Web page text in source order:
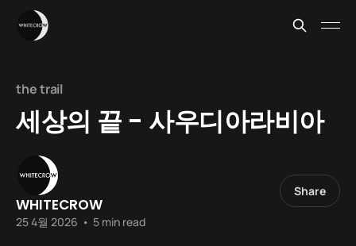
the trail
세상의 끝 - 사우디아라비아
WHITECROW
25 4월 2026 • 5 min read
Share